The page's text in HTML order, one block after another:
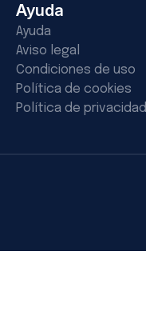
Ayuda
Ayuda
Aviso legal
Condiciones de uso
Política de cookies
Política de privacidad